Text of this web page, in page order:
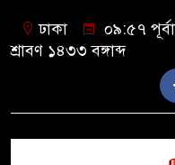
ঢাকা
০৯:৫৭
শ্রাবণ ১৪৩৩ বঙ্গাব্দ